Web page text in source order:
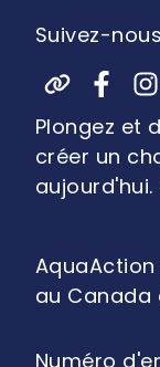
Suivez-
Plongez et
créer un
au Canada
Numéro